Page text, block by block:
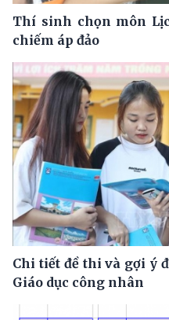
Thí sinh chọn môn
chiếm áp đảo
Chi tiết đề thi và gợi ý
Giáo dục công nhân